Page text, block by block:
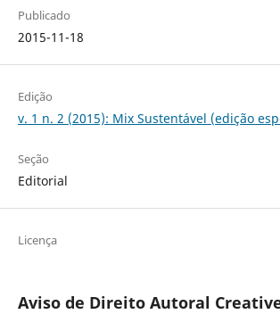
Publicado
2015-11-18
Edição
v. 1 n. 2 (2015): Mix Sustentável (edição
Seção
Editorial
Licença
Aviso de Direito Autoral